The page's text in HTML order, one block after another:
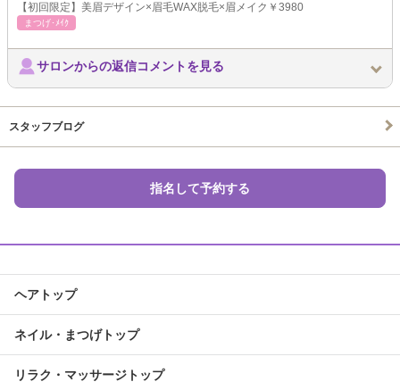
【初回限定】美眉デザイン×眉毛WAX脱毛×眉メイク￥3980
まつげ･ﾒｲｸ
サロンからの返信コメントを見る
スタッフブログ
指名して予約する
ヘアトップ
ネイル・まつげトップ
リラク・マッサージトップ